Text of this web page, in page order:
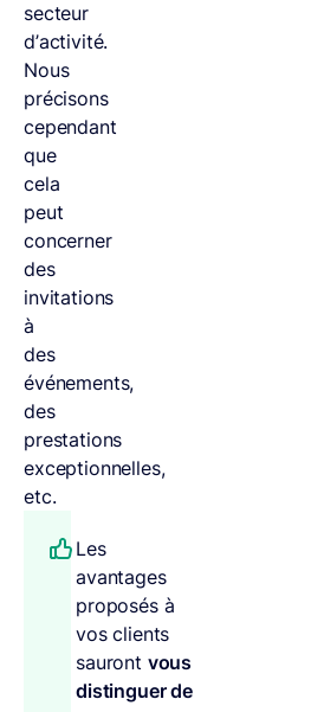
secteur
d’activité.
Nous
précisons
cependant
que
cela
peut
concerner
des
invitations
à
des
événements,
des
prestations
exceptionnelles,
etc.
Les
avantages
proposés à
vos clients
sauront vous
distinguer de